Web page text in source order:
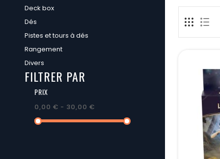
Deck box
Dés
Pistes et tours à dés
Rangement
Divers
FILTRER PAR
PRIX
0,00 € - 30,00 €